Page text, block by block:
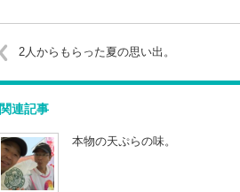
2人からもらった夏の思い出。
関連記事
本物の天ぷらの味。